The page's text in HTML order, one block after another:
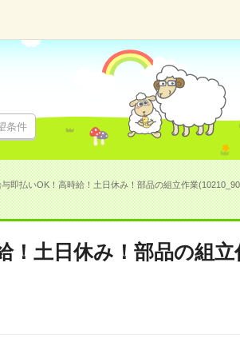
条件
即払いOK！高時給！土日休み！部品の組立作業
！土日休み！部品の組立